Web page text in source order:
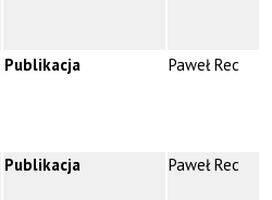
Publikacja Paweł Rec
Publikacja Paweł Rec